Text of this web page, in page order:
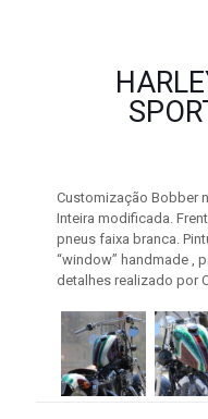
Customização Bobber
Inteira modificada.
pneus faixa branca.
“window” handmade ,
detalhes realizado por